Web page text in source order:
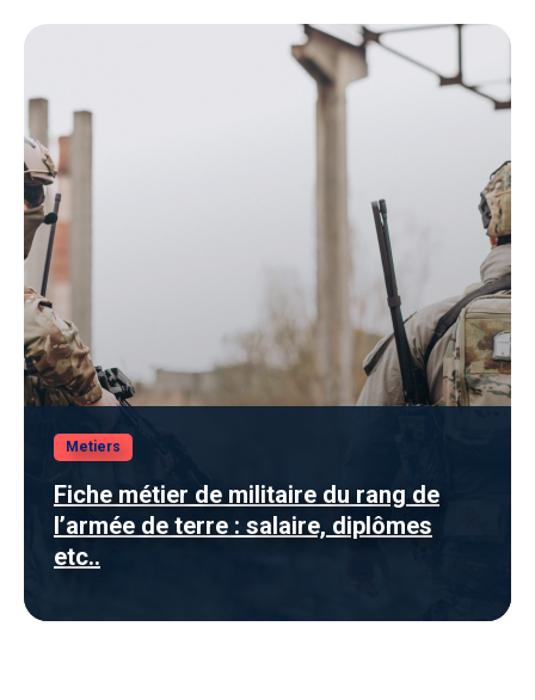
Metiers
Fiche métier de militaire du rang de
l’armée de terre : salaire, diplômes
etc..